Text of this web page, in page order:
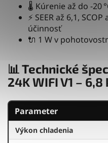
🌡️ Kúrenie až do -20
⚡ SEER až 6,1,
účinnosť
🔌 1 W v
📊 Technické
24K WIFI V1 – 6,8
Parameter
Výkon chladenia